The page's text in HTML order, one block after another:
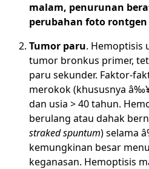
malam, penurunan
perubahan foto rontgen
Tumor paru. Hemoptisis
tumor bronkus primer,
paru sekunder. Faktor-
merokok (khususnya
dan usia > 40 tahun.
berulang atau dahak
straked spuntum) selama
kemungkinan besar
keganasan. Hemoptisis